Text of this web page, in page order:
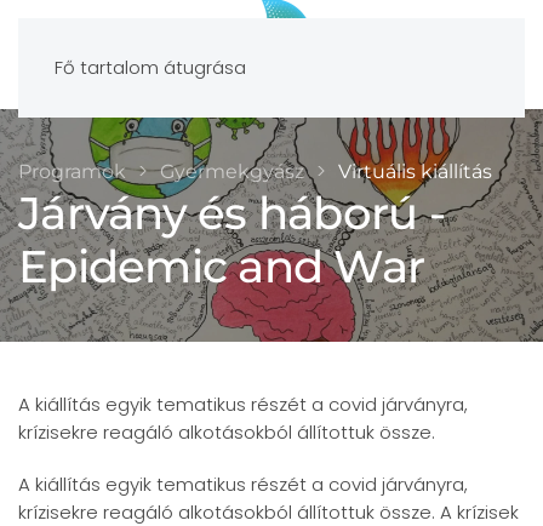
Fő tartalom átugrása
Programok Gyermekgyász Virtuális kiállítás
Járvány és háború -
Epidemic and War
A kiállítás egyik tematikus részét a covid járványra,
krízisekre reagáló alkotásokból állítottuk össze.
A kiállítás egyik tematikus részét a covid járványra,
krízisekre reagáló alkotásokból állítottuk össze. A krízisek